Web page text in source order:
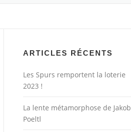
ARTICLES RÉCENTS
Les Spurs remportent la loterie
2023 !
La lente métamorphose de Jakob
Poeltl